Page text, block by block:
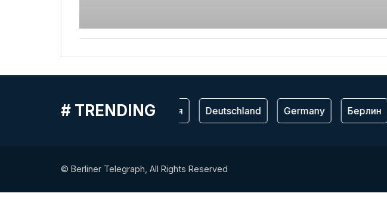
# TRENDINGГермания Deutschland Germany Берлин
© Berliner Telegraph, All Rights Reserved